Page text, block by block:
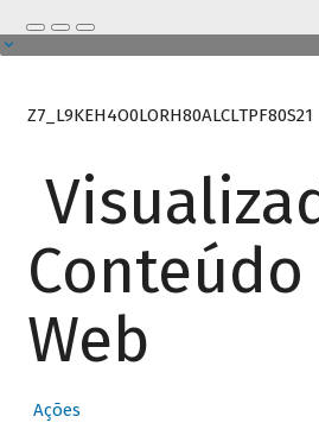
Z7_L9KEH4O0LORH80ALCLTPF80S21
Web
Ações